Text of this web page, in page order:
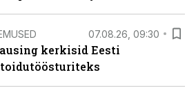
07.08.26, 09:30
kerkisid Eesti